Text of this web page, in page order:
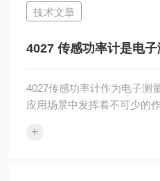
合严密无间隙；表笔、绝缘
坏。量程与模式匹配：根据
A~/ACA、直流A⎓/DCA）
时，必须从最大量程开始，
技术文章
4027 传感功率计是电
4027传感功率计作为电子测
应用场景中发挥着不可少的
率指示器构成。功率传感器
+